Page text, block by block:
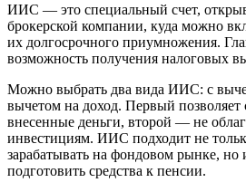
ИИС — это специальный счет,
брокерской компании, куда можно
их долгосрочного приумножения.
возможность получения налоговых
Можно выбрать два вида ИИС: с
вычетом на доход. Первый позволяет
внесенные деньги, второй — не
инвестициям. ИИС подходит не
зарабатывать на фондовом рынке, но
подготовить средства к пенсии.